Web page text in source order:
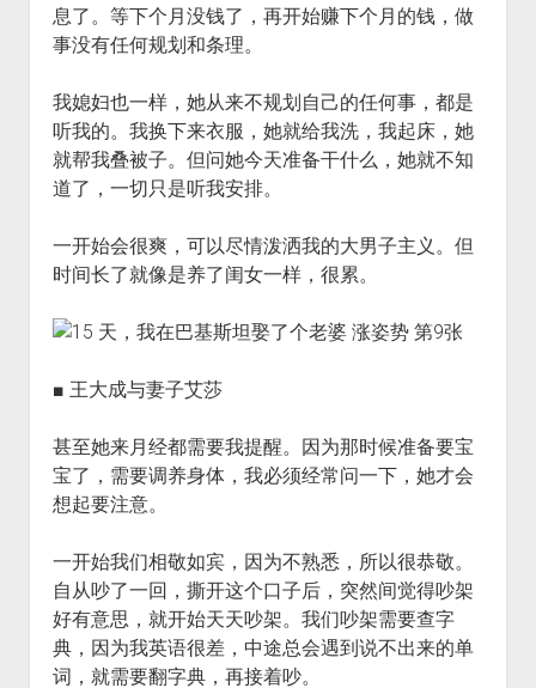
息了。等下个月没钱了，再开始赚下个月的钱，做
事没有任何规划和条理。
我媳妇也一样，她从来不规划自己的任何事，都是
听我的。我换下来衣服，她就给我洗，我起床，她
就帮我叠被子。但问她今天准备干什么，她就不知
道了，一切只是听我安排。
一开始会很爽，可以尽情泼洒我的大男子主义。但
时间长了就像是养了闺女一样，很累。
■ 王大成与妻子艾莎
甚至她来月经都需要我提醒。因为那时候准备要宝
宝了，需要调养身体，我必须经常问一下，她才会
想起要注意。
一开始我们相敬如宾，因为不熟悉，所以很恭敬。
自从吵了一回，撕开这个口子后，突然间觉得吵架
好有意思，就开始天天吵架。我们吵架需要查字
典，因为我英语很差，中途总会遇到说不出来的单
词，就需要翻字典，再接着吵。